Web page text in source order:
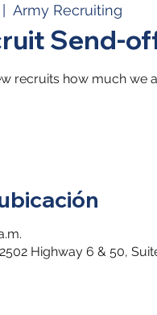
Army Recruiting
Send-
recruits how much we
Highway 6 & 50,